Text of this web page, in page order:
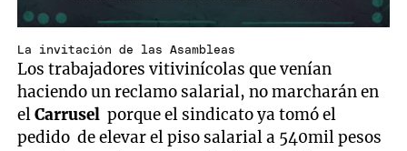
La invitación de las Asambleas
Los trabajadores vitivinícolas que venían
haciendo un reclamo salarial, no marcharán en
elCarrusel porque el sindicato ya tomó el
pedido de elevar el piso salarial a 540mil pesos